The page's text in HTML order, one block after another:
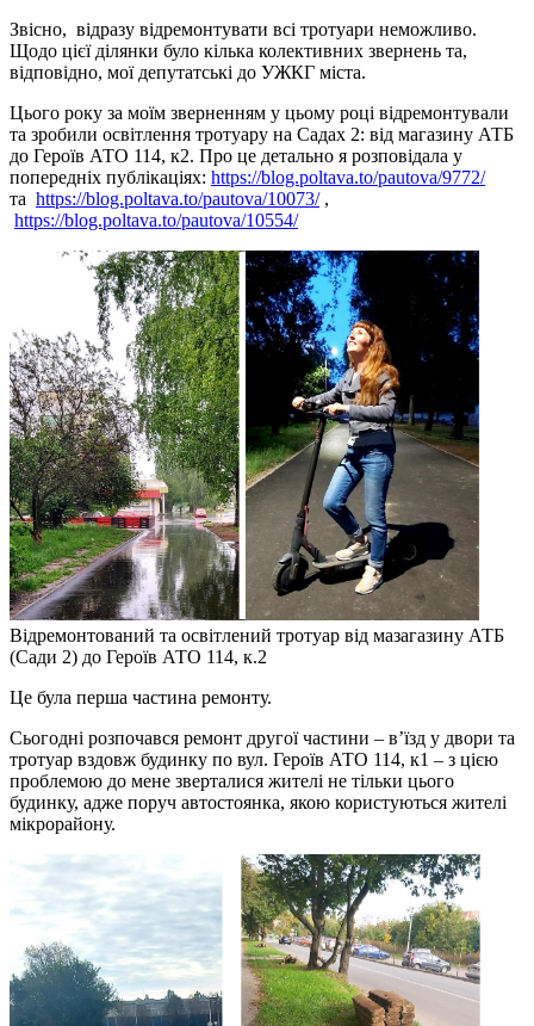
Звісно, відразу відремонтувати всі тротуари неможливо.
Щодо цієї ділянки було кілька колективних звернень та,
відповідно, мої депутатські до УЖКГ міста.
Цього року за моїм зверненням у цьому році відремонтували
та зробили освітлення тротуару на Садах 2: від магазину АТБ
до Героїв АТО 114, к2. Про це детально я розповідала у
попередніх публікаціях: https://blog.poltava.to/pautova/9772/
та https://blog.poltava.to/pautova/10073/,
https://blog.poltava.to/pautova/10554/
Відремонтований та освітлений тротуар від мазагазину АТБ
(Сади 2) до Героїв АТО 114, к.2
Це була перша частина ремонту.
Сьогодні розпочався ремонт другої частини – в’їзд у двори та
тротуар вздовж будинку по вул. Героїв АТО 114, к1 – з цією
проблемою до мене зверталися жителі не тільки цього
будинку, адже поруч автостоянка, якою користуються жителі
мікрорайону.